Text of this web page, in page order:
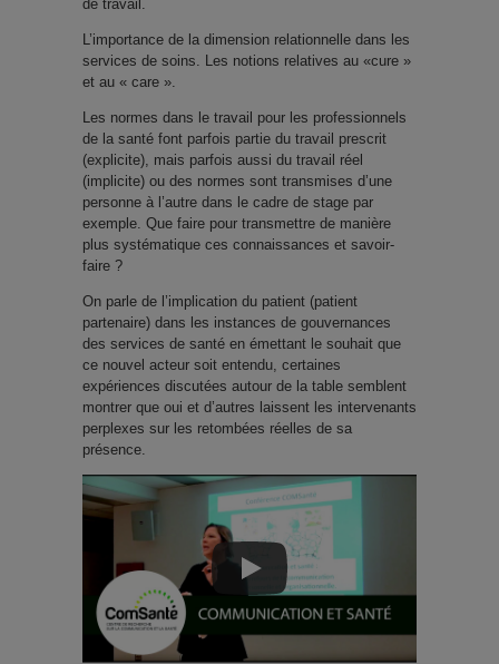
de travail.
L’importance de la dimension relationnelle dans les
services de soins. Les notions relatives au «cure »
et au « care ».
Les normes dans le travail pour les professionnels
de la santé font parfois partie du travail prescrit
(explicite), mais parfois aussi du travail réel
(implicite) ou des normes sont transmises d’une
personne à l’autre dans le cadre de stage par
exemple. Que faire pour transmettre de manière
plus systématique ces connaissances et savoir-
faire ?
On parle de l’implication du patient (patient
partenaire) dans les instances de gouvernances
des services de santé en émettant le souhait que
ce nouvel acteur soit entendu, certaines
expériences discutées autour de la table semblent
montrer que oui et d’autres laissent les intervenants
perplexes sur les retombées réelles de sa
présence.